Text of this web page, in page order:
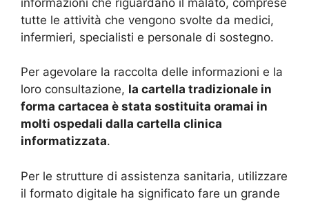
tutte le attività che vengono svolte da medici,
infermieri, specialisti e personale di sostegno.
Per agevolare la raccolta delle informazioni e la
loro consultazione, la cartella tradizionale in
forma cartacea è stata sostituita oramai in
molti ospedali dalla cartella clinica
informatizzata.
Per le strutture di assistenza sanitaria, utilizzare
il formato digitale ha significato fare un grande